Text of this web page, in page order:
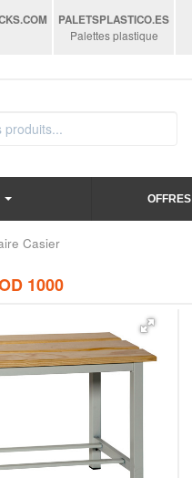
.COM
PALETSPLASTICO.ES
Palettes plastique
OFFRES
Casier
1000